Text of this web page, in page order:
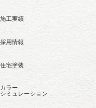
工実績
用情報
宅塗装
ラー
ュレーション